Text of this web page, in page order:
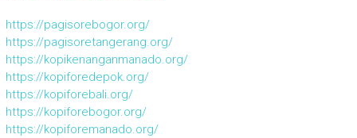
https://pagisorebogor.org/
https://pagisoretangerang.org/
https://kopikenanganmanado.org/
https://kopiforedepok.org/
https://kopiforebali.org/
https://kopiforebogor.org/
https://kopiforemanado.org/